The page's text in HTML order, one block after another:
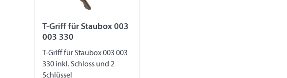
T-Griff für Staubox 003
003 330
T-Griff für Staubox 003 003
330 inkl. Schloss und 2
Schlüssel